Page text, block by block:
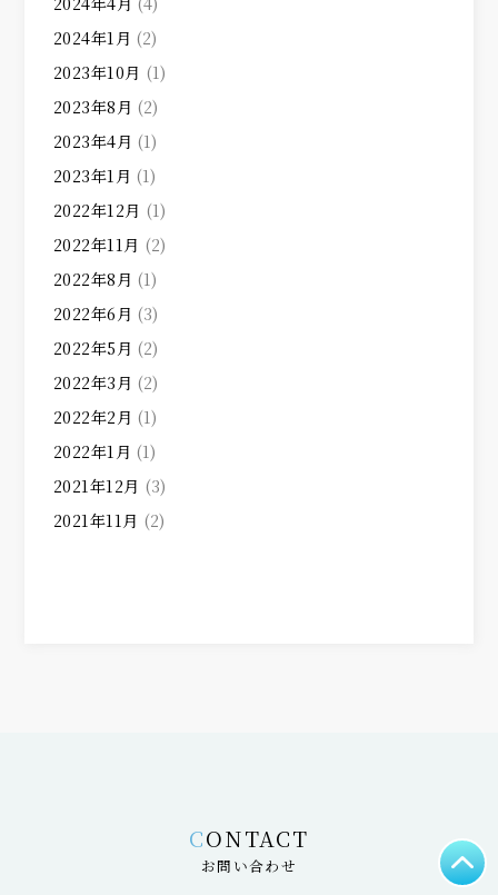
2024年1月 (2)
2023年10月 (1)
2023年8月 (2)
2023年4月 (1)
2023年1月 (1)
2022年12月 (1)
2022年11月 (2)
2022年8月 (1)
2022年6月 (3)
2022年5月 (2)
2022年3月 (2)
2022年2月 (1)
2022年1月 (1)
2021年12月 (3)
2021年11月 (2)
CONTACT
お問い合わせ